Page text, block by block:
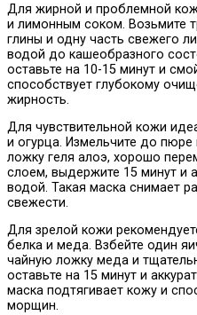
Для жирной и проблемной
и лимонным соком. Возьмите
глины и одну часть свежего
водой до кашеобразного
оставьте на 10-15 минут и
способствует глубокому
жирность.
Для чувствительной кожи
и огурца. Измельчите до
ложку геля алоэ, хорошо
слоем, выдержите 15 минут и
водой. Такая маска снимает
свежести.
Для зрелой кожи
белка и меда. Взбейте один
чайную ложку меда и
оставьте на 15 минут и
маска подтягивает кожу и
морщин.